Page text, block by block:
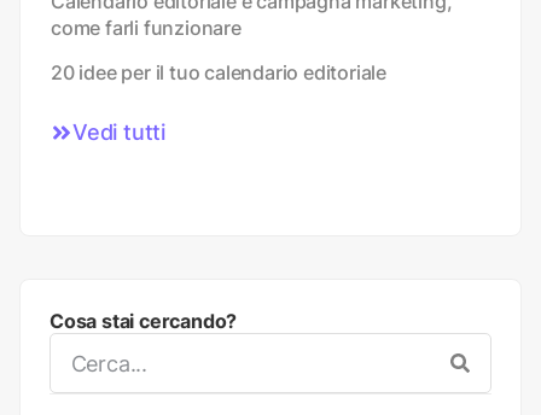
come farli funzionare
20 idee per il tuo calendario editoriale
Vedi tutti
Cosa stai cercando?